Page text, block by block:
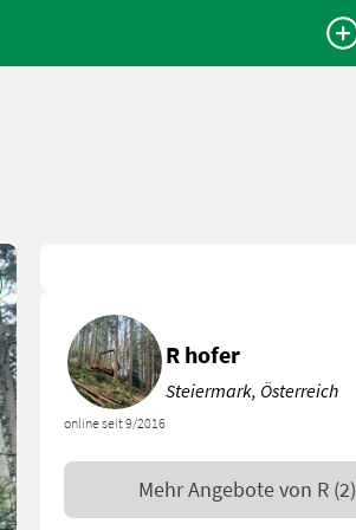
online seit 9/2016
R hofer
Steiermark, Österreich
Mehr Angebote von R (2)